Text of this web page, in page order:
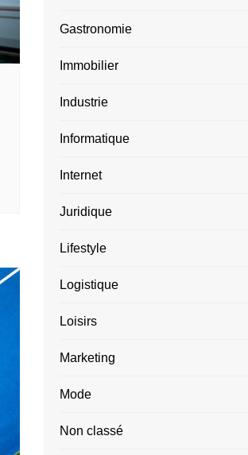
Gastronomie
Immobilier
Industrie
Informatique
Internet
Juridique
Lifestyle
Logistique
Loisirs
Marketing
Mode
Non classé